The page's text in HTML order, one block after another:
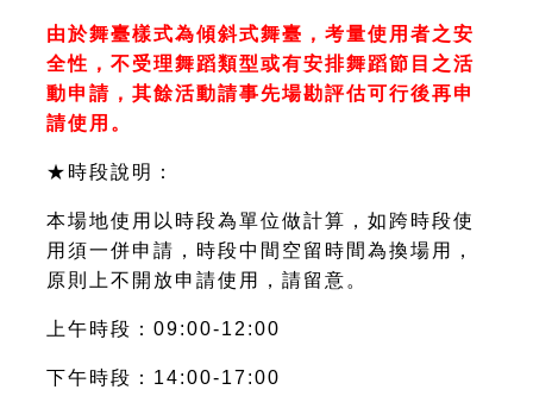
由於舞臺樣式為傾斜式舞臺，考量使用者之安
全性，不受理舞蹈類型或有安排舞蹈節目之活
動申請，其餘活動請事先場勘評估可行後再申
請使用。
★時段說明：
本場地使用以時段為單位做計算，如跨時段使
用須一併申請，時段中間空留時間為換場用，
原則上不開放申請使用，請留意。
上午時段：09:00-12:00
下午時段：14:00-17:00